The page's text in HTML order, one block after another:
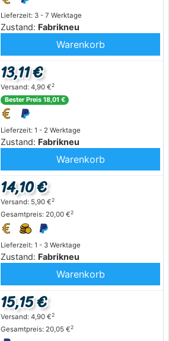
Lieferzeit: 3 - 7 Werktage
Zustand: Fabrikneu
Warenkorb
Lieferzeit: 1 - 2 Werktage
Zustand: Fabrikneu
13,11 €
Versand: 4,90 €2
Bester Preis 18,01 €
Warenkorb
Lieferzeit: 1 - 3 Werktage
Zustand: Fabrikneu
14,10 €
Versand: 5,90 €2
Gesamtpreis: 20,00 €2
Warenkorb
15,15 €
Versand: 4,90 €2
Gesamtpreis: 20,05 €2